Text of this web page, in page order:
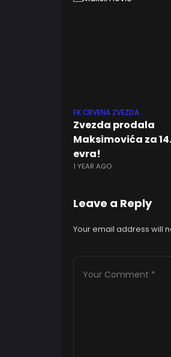
FK CRVENA ZVEZDA
Zvezda prodala
Maksimovića za
evra!
1 YEAR AGO
Leave a Reply
Your email address will